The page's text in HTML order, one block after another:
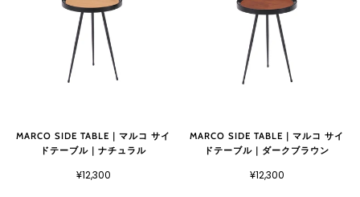
MARCO SIDE TABLE｜マルコ サイ
ドテーブル｜ナチュラル
¥12,300
MARCO SIDE TABLE｜マルコ サイ
ドテーブル｜ダークブラウン
¥12,300